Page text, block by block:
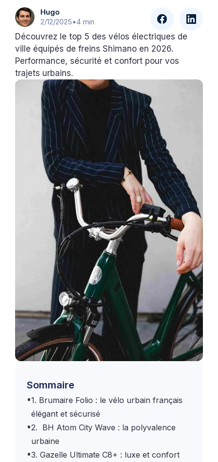
Hugo
2/12/2025•4 min
Découvrez le top 5 des vélos électriques de
ville équipés de freins Shimano en 2026.
Performance, sécurité et confort pour vos
trajets urbains.
Sommaire
•1. Brumaire Folio : le vélo urbain français
élégant et sécurisé
•2. BH Atom City Wave : la polyvalence
urbaine
•3. Gazelle Ultimate C8+ : luxe et confort